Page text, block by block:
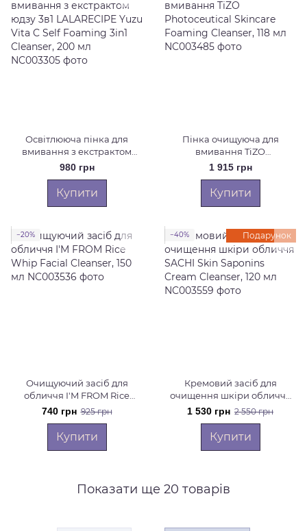
Освітлююча пінка для
вмивання з екстрактом
юдзу 3в1 LALARECIPE Yuzu
Vita C Self Foaming 3in1
Cleanser, 200 мл
980 грн
Купити
Пінка очищуюча для
вмивання TiZO
Photoceutical Skincare
Foaming Cleanser, 118 мл
1 915 грн
Купити
−20%
Очищуючий засіб для
обличчя I'M FROM Rice
Whip Facial Cleanser, 150 мл
740 грн 925 грн
Купити
Подарунок
−40%
Кремовий засіб для
очищення шкіри обличчя
SACHI Skin Saponins Cream
Cleanser, 120 мл
1 530 грн 2 550 грн
Купити
Показати ще 20 товарів